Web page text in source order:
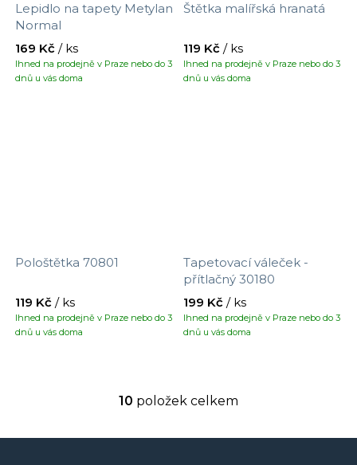
Lepidlo na tapety Metylan
Normal
Ihned na prodejně v Praze nebo do 3
dnů u vás doma
169 Kč / ks
Štětka malířská hranatá
Ihned na prodejně v Praze nebo do 3
dnů u vás doma
119 Kč / ks
Pološtětka 70801
Ihned na prodejně v Praze nebo do 3
dnů u vás doma
119 Kč / ks
Tapetovací váleček -
přítlačný 30180
Ihned na prodejně v Praze nebo do 3
dnů u vás doma
199 Kč / ks
O
l
10 položek celkem